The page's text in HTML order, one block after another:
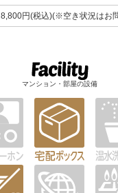
8,800円(税込)(※空き状況はお
マンション・部屋の設備